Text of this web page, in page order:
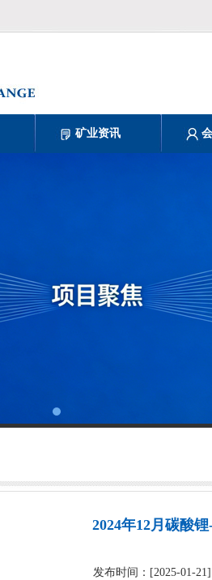
矿业资讯
2024年12月碳酸
发布时间：[2025-01-